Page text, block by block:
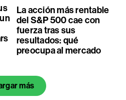
La acción más rentable
del S&P 500 cae con
fuerza tras sus
resultados: qué
preocupa al mercado
más